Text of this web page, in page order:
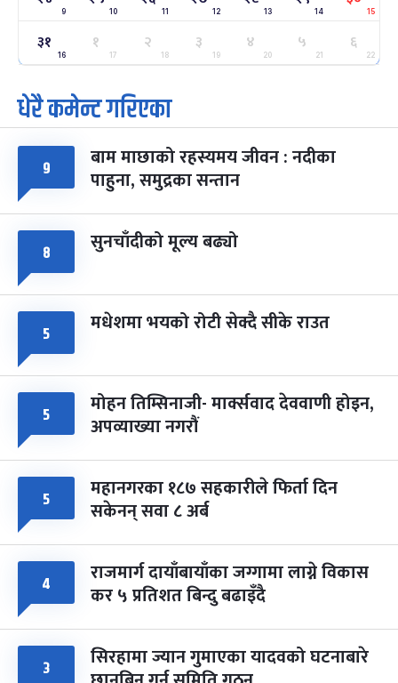
२५
मंगल
ग्याल्पो ल्होसार
फाल्गुन २५, २०८३ Mar 9, 2027
७ महिना बाँकी
७
आइत
पूर्णिमा व्रत
चैत्र ७, २०८३-Mar 21, 2027
८ फागुपूर्णिमा
चैत्र ८, २०८३-Mar 22, 2027
७ महिना बाँकी
9 10 11 12 13 14 15
३१
16
१
17
२
18
३
19
४
20
५
21
६
22
धेरै कमेन्ट गरिएका
९ बाम माछाको रहस्यमय जीवन : नदीका
पाहुना, समुद्रका सन्तान
८ सुनचाँदीको मूल्य बढ्यो
५ मधेशमा भयको रोटी सेक्दै सीके राउत
५ मोहन तिम्सिनाजी- मार्क्सवाद देववाणी होइन,
अपव्याख्या नगरौं
५ महानगरका १८७ सहकारीले फिर्ता दिन
सकेनन् सवा ८ अर्ब
४ राजमार्ग दायाँबायाँका जग्गामा लाग्ने विकास
कर ५ प्रतिशत बिन्दु बढाइँदै
३ सिरहामा ज्यान गुमाएका यादवको घटनाबारे